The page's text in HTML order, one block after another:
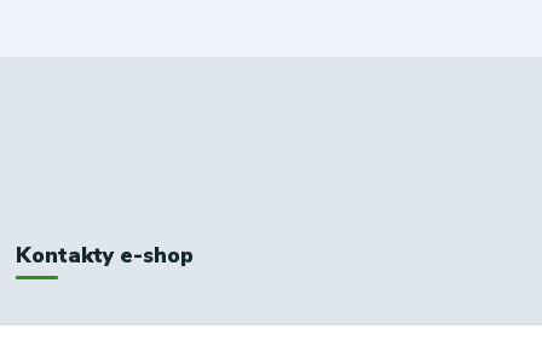
Kontakty e-shop
+420 326 748 155